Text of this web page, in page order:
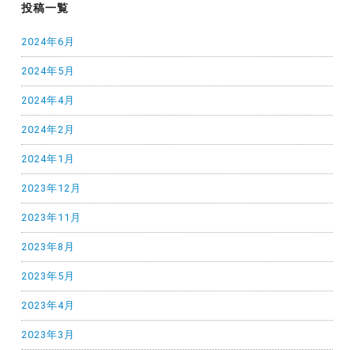
投稿一覧
2024年6月
2024年5月
2024年4月
2024年2月
2024年1月
2023年12月
2023年11月
2023年8月
2023年5月
2023年4月
2023年3月